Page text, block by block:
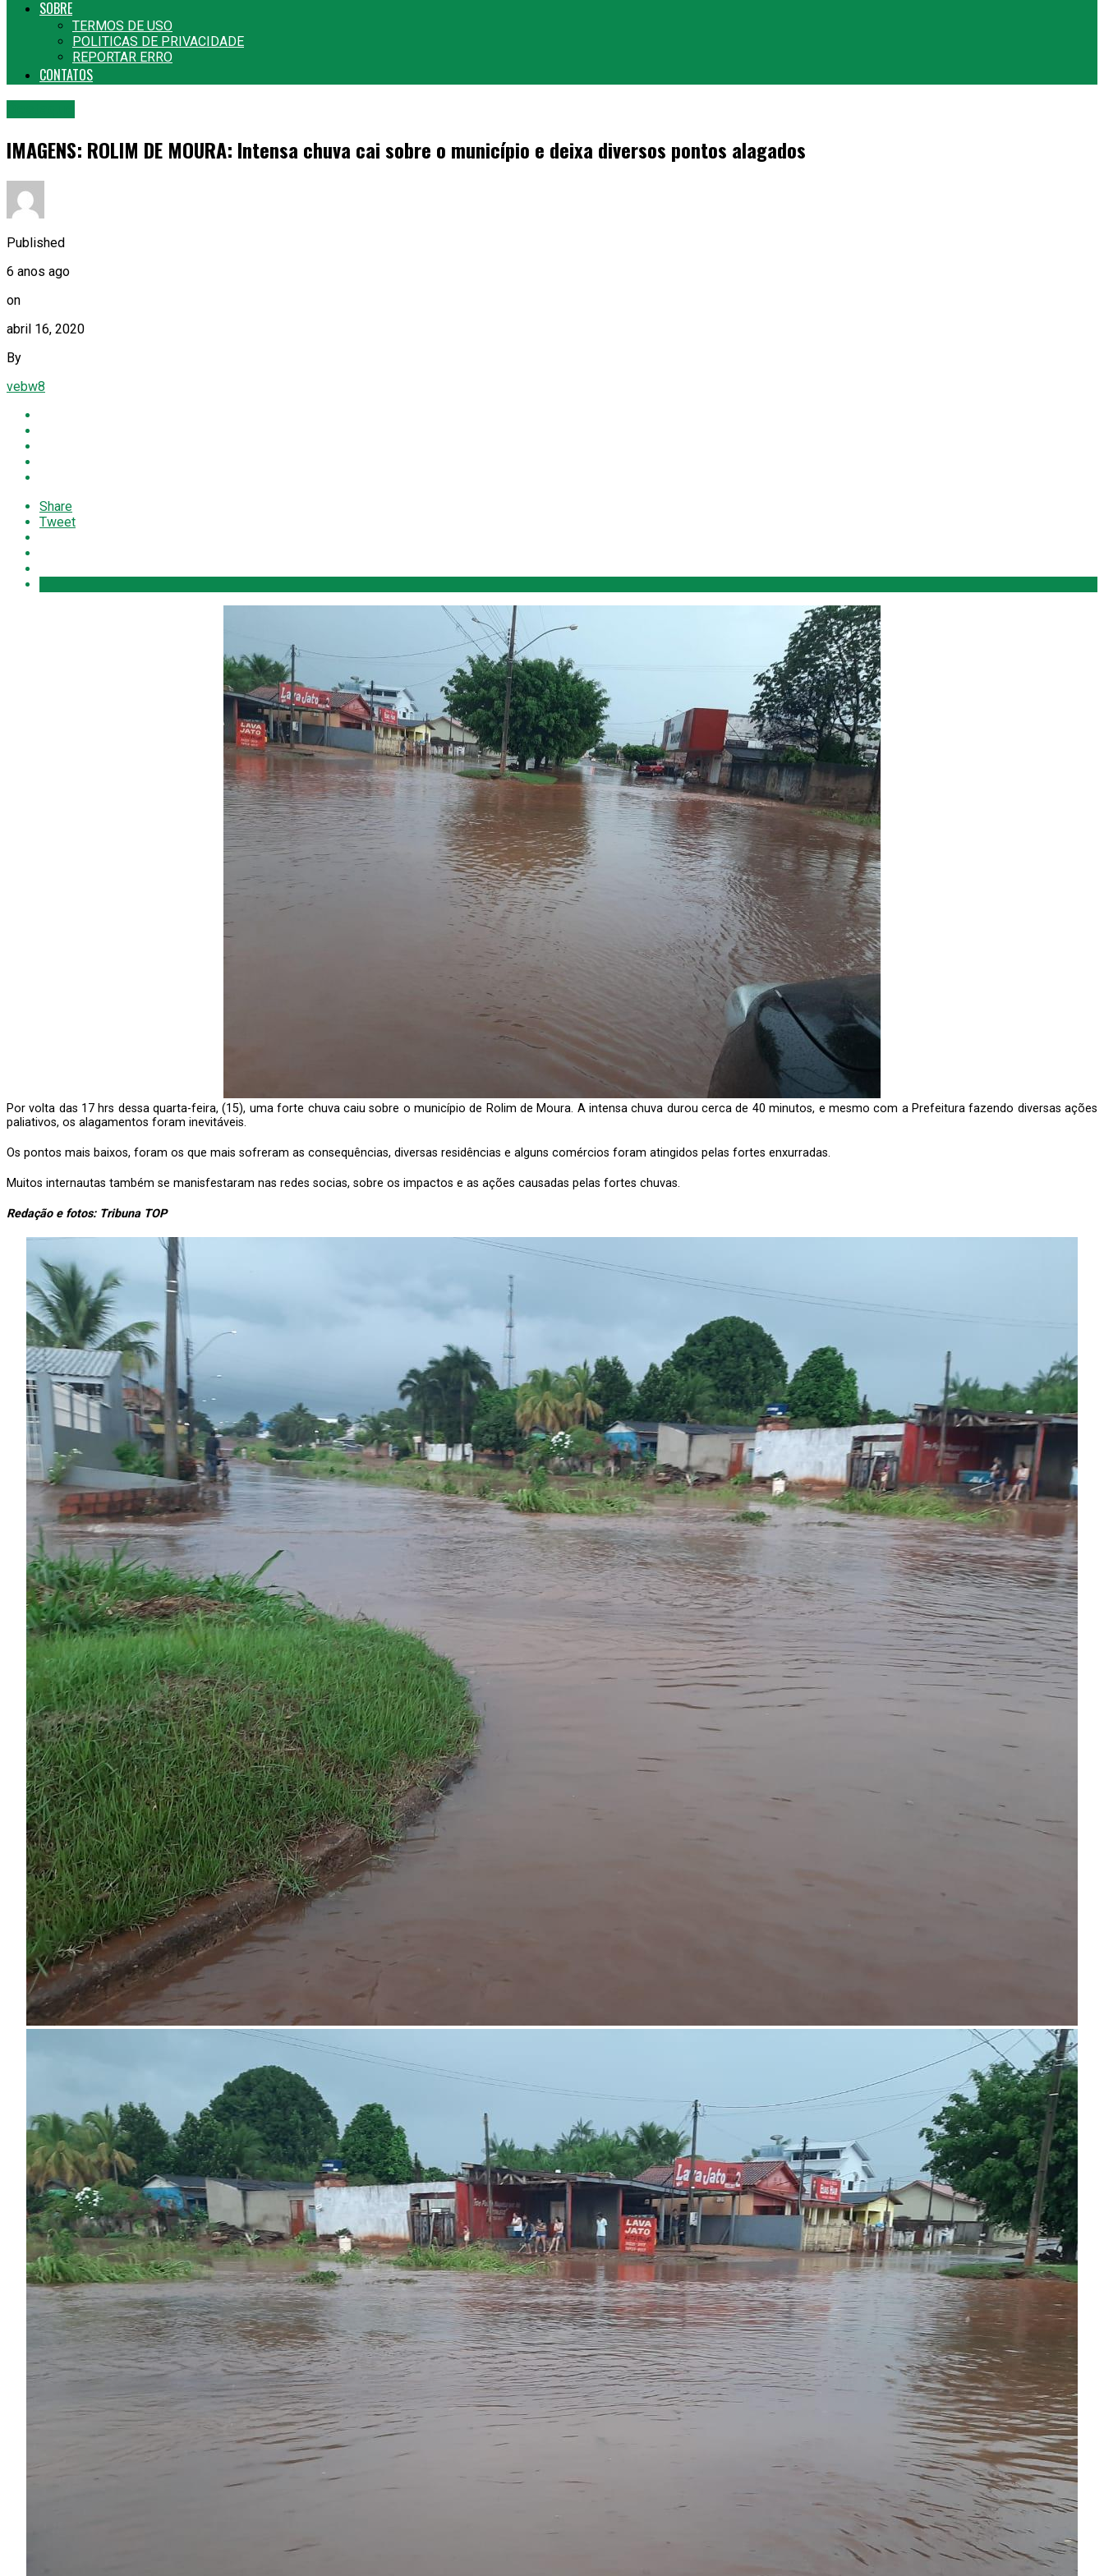
SOBRE
TERMOS DE USO
POLITICAS DE PRIVACIDADE
REPORTAR ERRO
CONTATOS
IMAGENS: ROLIM DE MOURA: Intensa chuva cai sobre o município e deixa diversos pontos alagados
Published
6 anos ago
on
abril 16, 2020
By
vebw8
Share
Tweet
Por volta das 17 hrs dessa quarta-feira, (15), uma forte chuva caiu sobre o município de Rolim de Moura. A intensa chuva durou cerca de 40 minutos, e mesmo com a Prefeitura fazendo diversas ações
paliativos, os alagamentos foram inevitáveis.
Os pontos mais baixos, foram os que mais sofreram as consequências, diversas residências e alguns comércios foram atingidos pelas fortes enxurradas.
Muitos internautas também se manisfestaram nas redes socias, sobre os impactos e as ações causadas pelas fortes chuvas.
Redação e fotos: Tribuna TOP